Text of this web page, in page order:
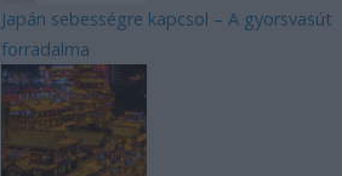
Japán sebességre kapcsol – A gyorsvasút
forradalma